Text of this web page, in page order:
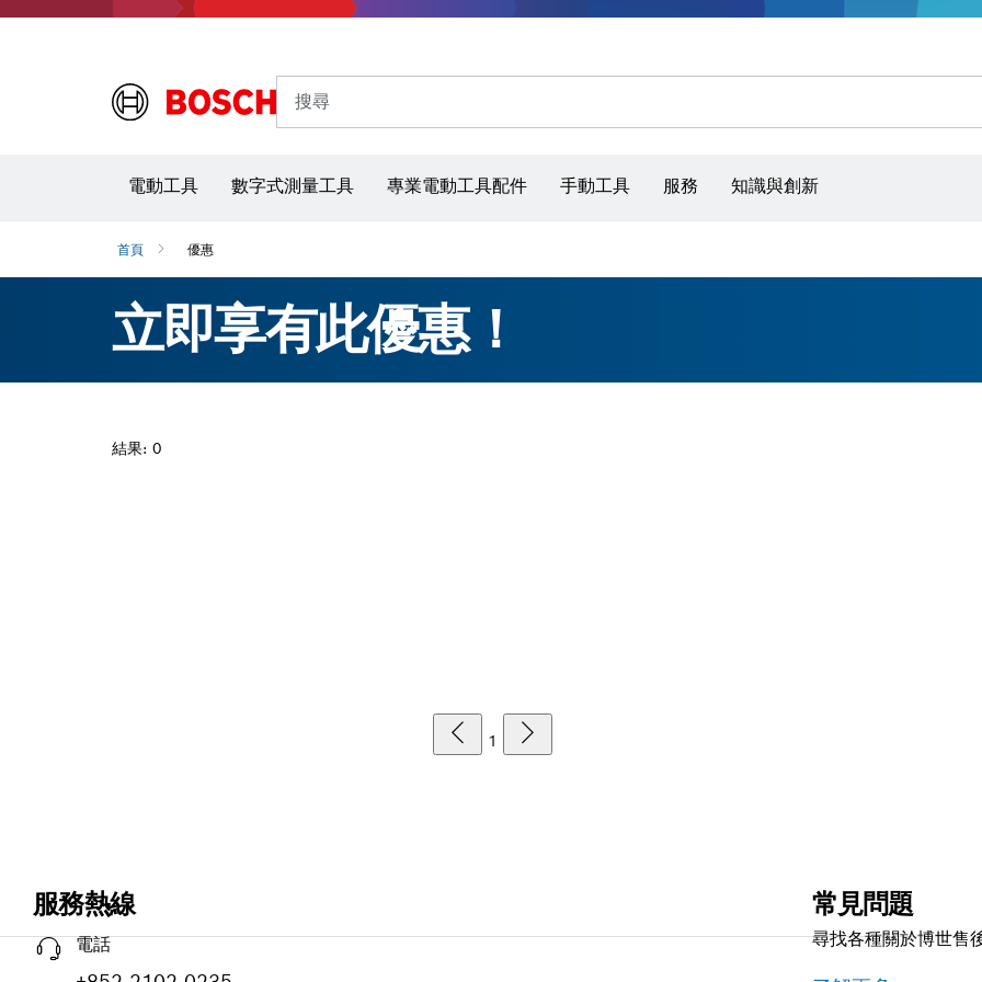
搜尋
電動工具 數字式測量工具 專業電動工具配件 手動工具 服務 知識與創新
首頁 優惠
立即享有此優惠！
結果: 0
1
服務熱線
電話
常見問題
尋找各種關於博世售